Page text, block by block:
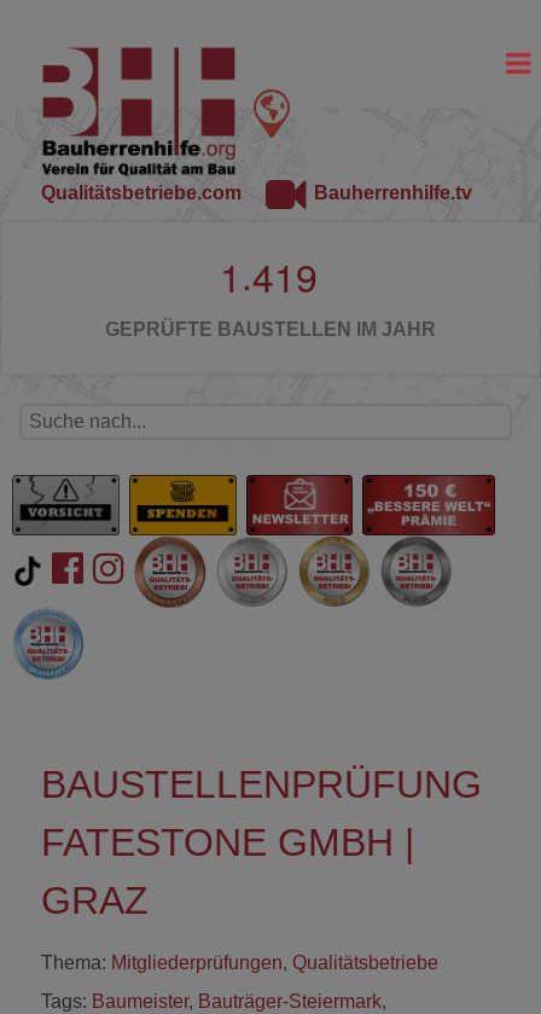
Qualitätsbetriebe.com Bauherrenhilfe.tv
1 .419
GEPRÜFTE BAUSTELLEN IM JAHR
BAUSTELLENPRÜFUNG
FATESTONE GMBH |
GRAZ
Thema: Mitgliederprüfungen, Qualitätsbetriebe
Tags: Baumeister, Bauträger-Steiermark,